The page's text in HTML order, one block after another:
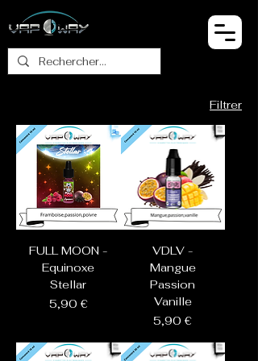
Filtrer
FULL MOON -
Equinoxe
Stellar
Prix
5,90 €
VDLV -
Mangue
Passion
Vanille
Prix
5,90 €